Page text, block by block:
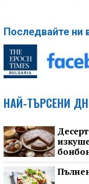
Последвайте ни
НАЙ-ТЪРСЕНИ